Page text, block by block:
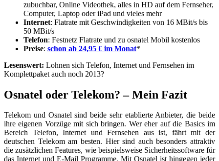
zubuchbar, Online Videothek, alles in HD auf dem Fernseher,
Computer, Laptop oder iPad und vieles mehr
Internet: Flatrate mit Geschwindigkeiten von 16 MBit/s bis
50 MBit/s
Telefon: Festnetz Flatrate und zu osnatel Mobil kostenlos
Preise: schon ab 24,95 € im Monat*
Lesenswert: Lohnen sich Telefon, Internet und Fernsehen im
Komplettpaket auch noch 2013?
Osnatel oder Telekom? – Mein Fazit
Telekom und Osnatel sind beide sehr etablierte Anbieter, die beide
ihre eigenen Vorzüge mit sich bringen. Wer eher auf die Basics im
Bereich Telefon, Internet und Fernsehen aus ist, fährt mit der
deutschen Telekom am besten. Hier sind auch besonders attraktiv
die zusätzlichen Features, wie beispielsweise Sicherheitssoftware für
das Internet und E-Mail Programme. Mit Osnatel ist hingegen jeder